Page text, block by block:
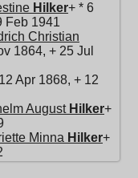
Hilker+ * 6
Feb 1941
Christian
1864, + 25 Jul
Apr 1868, + 12
August Hilker+
Minna Hilker+